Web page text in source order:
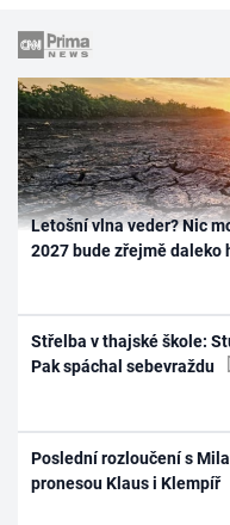
Letošní vlna veder? Nic
2027 bude zřejmě daleko
Střelba v thajské škole:
Pak spáchal sebevraždu
Poslední rozloučení s
pronesou Klaus i Klempíř